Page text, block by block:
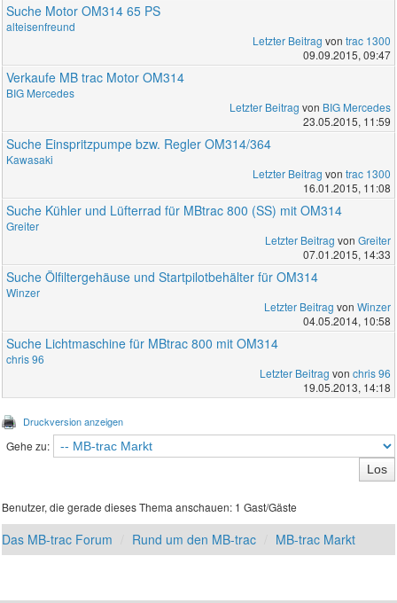
Suche Motor OM314 65 PS
alteisenfreund
Letzter Beitrag von trac 1300
09.09.2015, 09:47
Verkaufe MB trac Motor OM314
BIG Mercedes
Letzter Beitrag von BIG Mercedes
23.05.2015, 11:59
Suche Einspritzpumpe bzw. Regler OM314/364
Kawasaki
Letzter Beitrag von trac 1300
16.01.2015, 11:08
Suche Kühler und Lüfterrad für MBtrac 800 (SS) mit OM314
Greiter
Letzter Beitrag von Greiter
07.01.2015, 14:33
Suche Ölfiltergehäuse und Startpilotbehälter für OM314
Winzer
Letzter Beitrag von Winzer
04.05.2014, 10:58
Suche Lichtmaschine für MBtrac 800 mit OM314
chris 96
Letzter Beitrag von chris 96
19.05.2013, 14:18
Druckversion anzeigen
Gehe zu:
Benutzer, die gerade dieses Thema anschauen: 1 Gast/Gäste
Das MB-trac Forum Rund um den MB-trac MB-trac Markt